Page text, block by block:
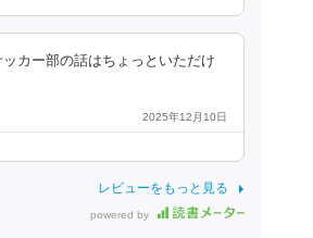
カー部の話はちょっといただけ
2025年12月10日
レビューをもっと見る
powered by